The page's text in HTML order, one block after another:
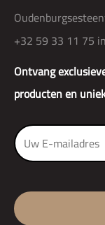
Ontvang
producten en
+32 59 33 11 75